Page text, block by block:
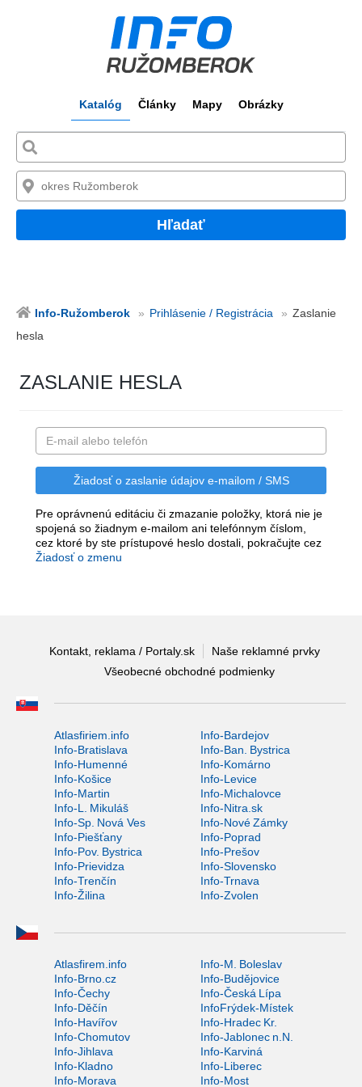
Katalóg Články Mapy Obrázky
Hľadať
Info-Ružomberok Prihlásenie / Registrácia
Zaslanie
hesla
ZASLANIE HESLA
Pre oprávnenú editáciu či zmazanie položky, ktorá nie je
spojená so žiadnym e-mailom ani telefónnym číslom,
cez ktoré by ste prístupové heslo dostali, pokračujte cez
Žiadosť o zmenu
Kontakt, reklama / Portaly.sk
Naše reklamné prvky
Všeobecné obchodné podmienky
Atlasfiriem.info
Info-Bardejov
Info-Bratislava
Info-Ban. Bystrica
Info-Humenné
Info-Komárno
Info-Košice
Info-Levice
Info-Martin
Info-Michalovce
Info-L. Mikuláš
Info-Nitra.sk
Info-Sp. Nová Ves
Info-Nové Zámky
Info-Piešťany
Info-Poprad
Info-Pov. Bystrica
Info-Prešov
Info-Prievidza
Info-Slovensko
Info-Trenčín
Info-Trnava
Info-Žilina
Info-Zvolen
Atlasfirem.info
Info-M. Boleslav
Info-Brno.cz
Info-Budějovice
Info-Čechy
Info-Česká Lípa
Info-Děčín
InfoFrýdek-Místek
Info-Havířov
Info-Hradec Kr.
Info-Chomutov
Info-Jablonec n.N.
Info-Jihlava
Info-Karviná
Info-Kladno
Info-Liberec
Info-Morava
Info-Most